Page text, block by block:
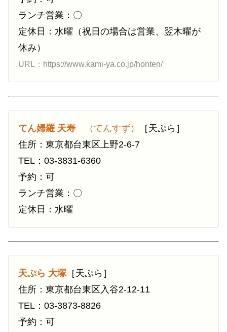
ランチ営業：〇
定休日：水曜（祝日の場合は営業、翌木曜が
休み）
URL：https://www.kami-ya.co.jp/honten/
てん婦羅 天寿ゞ （てんすず）
［天ぷら］
住所：東京都台東区上野2-6-7
TEL：03-3831-6360
予約：可
ランチ営業：〇
定休日：水曜
天ぷら 大塚［天ぷら］
住所：東京都台東区入谷2-12-11
TEL：03-3873-8826
予約：可